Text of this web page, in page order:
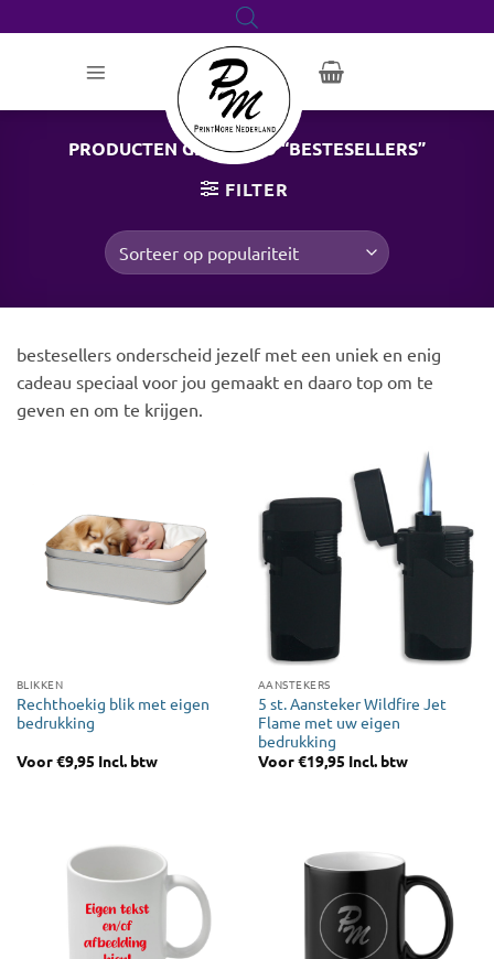
naar
PRODUCTEN GETAGGED “BESTESELLERS”
FILTER
bestesellers onderscheid jezelf met een uniek en enig
cadeau speciaal voor jou gemaakt en daaro top om te
geven en om te krijgen.
BLIKKEN
Rechthoekig blik met eigen
bedrukking
Voor€9,95 Incl. btw
AANSTEKERS
5 st. Aansteker Wildfire Jet
Flame met uw eigen
bedrukking
Voor€19,95 Incl. btw